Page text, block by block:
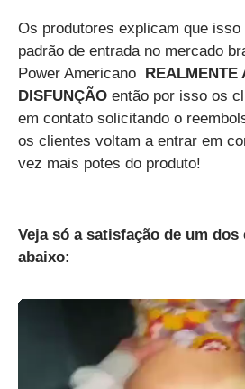
Os produtores explicam que
padrão de entrada no mercado
Power Americano REALMENTE
DISFUNÇÃO então por isso os
em contato solicitando o
os clientes voltam a entrar em
vez mais potes do produto!
Veja só a satisfação de um dos
abaixo: